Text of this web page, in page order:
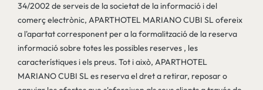
34/2002 de serveis de la societat de la informació i del
comerç electrònic, APARTHOTEL MARIANO CUBI SL ofereix
a l'apartat corresponent per a la formalització de la reserva
informació sobre totes les possibles reserves , les
característiques i els preus. Tot i això, APARTHOTEL
MARIANO CUBI SL es reserva el dret a retirar, reposar o